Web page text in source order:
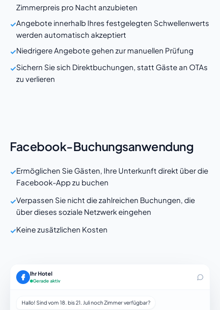
Zimmerpreis pro Nacht anzubieten
✓Angebote innerhalb Ihres festgelegten Schwellenwerts
werden automatisch akzeptiert
✓Niedrigere Angebote gehen zur manuellen Prüfung
✓Sichern Sie sich Direktbuchungen, statt Gäste an OTAs
zu verlieren
Facebook-Buchungsanwendung
✓Ermöglichen Sie Gästen, Ihre Unterkunft direkt über die
Facebook-App zu buchen
✓Verpassen Sie nicht die zahlreichen Buchungen, die
über dieses soziale Netzwerk eingehen
✓Keine zusätzlichen Kosten
Ihr Hotel
Gerade aktiv
Hallo! Sind vom 18. bis 21. Juli noch Zimmer verfügbar?